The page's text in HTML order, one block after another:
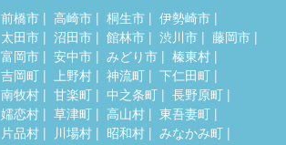
前橋市 高崎市 桐生市
伊勢崎市
太田市
沼田市 館林市 渋川市
藤岡市
富岡市
安中市 みどり市
榛東村
吉岡町
上野村 神流町
下仁田町
南牧村
甘楽町 中之条町
長野原町
嬬恋村
草津町 高山村
東吾妻町
片品村
川場村 昭和村
みなかみ町